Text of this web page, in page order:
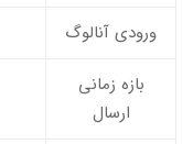
ورودی آنالوگ
بازه زمانی
ارسال